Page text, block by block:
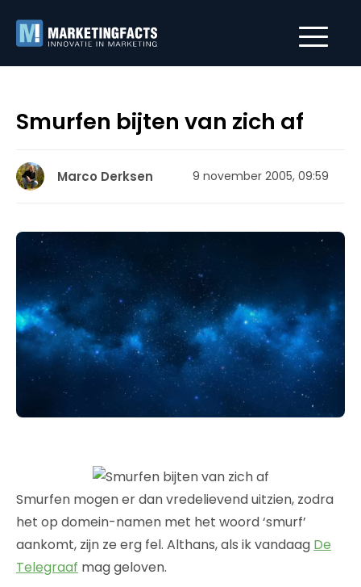
Smurfen bijten van zich af
Marco Derksen 9 november 2005, 09:59
Smurfen mogen er dan vredelievend uitzien, zodra
het op domein-namen met het woord ‘smurf’
aankomt, zijn ze erg fel. Althans, als ik vandaag De
Telegraaf mag geloven.